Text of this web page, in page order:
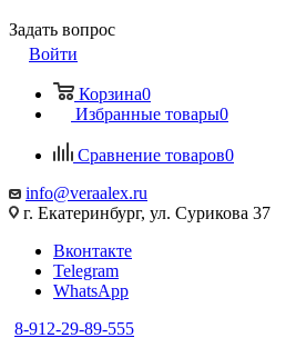
Задать вопрос
Войти
Корзина0
Избранные товары0
Сравнение товаров0
info@veraalex.ru
г. Екатеринбург, ул. Сурикова 37
Вконтакте
Telegram
WhatsApp
8-912-29-89-555